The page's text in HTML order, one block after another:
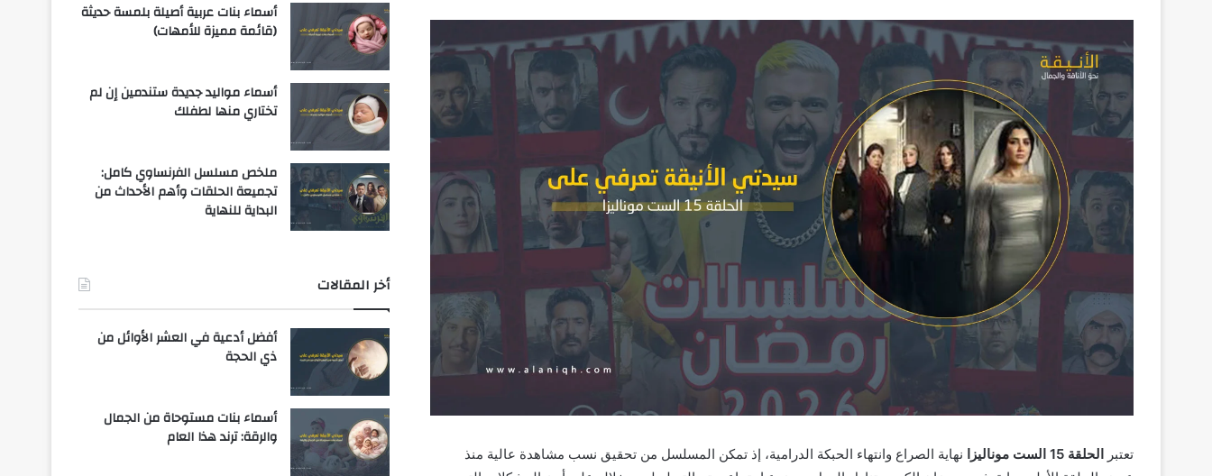
تعتبر الحلقة 15 الست موناليزا
نهاية الصراع وانتهاء الحبكة الدرامية، إذ تمكن المسلسل من تحقيق نسب مشاهدة عالية منذ
أسماء بنات عربية أصيلة بلمسة حديثة
(قائمة مميزة للأمهات)
أسماء مواليد جديدة ستندمين إن لم
تختاري منها لطفلك
ملخص مسلسل الفرنساوي كامل:
تجميعة الحلقات وأهم الأحداث من
البداية للنهاية
أخر المقالات
أفضل أدعية في العشر الأوائل من
ذي الحجة
أسماء بنات مستوحاة من الجمال
والرقة: ترند هذا العام